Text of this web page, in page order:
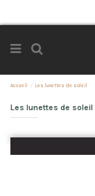
Accueil Les lunettes de soleil
Les lunettes de soleil